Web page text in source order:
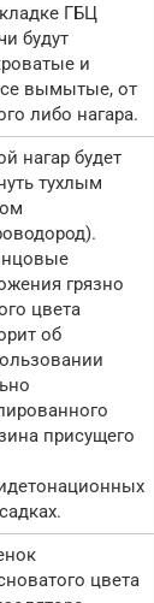
ГБЦ
будут
и
вымытые, от
либо нагара.
нагар будет
тухлым
грязно
цвета
об
присущего
цвета